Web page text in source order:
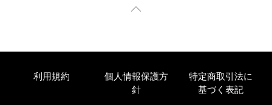
利用規約
個人情報保護方
針
特定商取引法に
基づく表記